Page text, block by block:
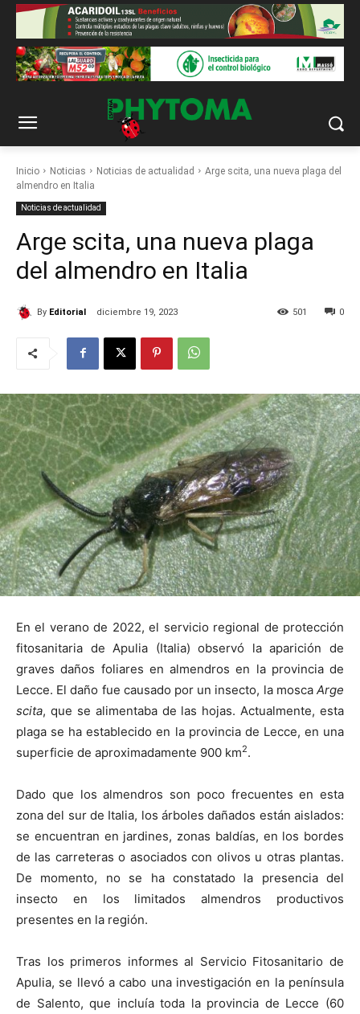
Inicio Noticias Noticias de actualidad
Arge scita, una nueva plaga del
almendro en Italia
Noticias de actualidad
Arge scita, una nueva plaga
del almendro en Italia
By Editorial diciembre 19, 2023 0
501
En el verano de 2022, el servicio regional de protección
fitosanitaria de Apulia (Italia) observó la aparición de
graves daños foliares en almendros en la provincia de
Lecce. El daño fue causado por un insecto, la mosca Arge
scita, que se alimentaba de las hojas. Actualmente, esta
plaga se ha establecido en la provincia de Lecce, en una
superficie de aproximadamente 900 km2.
Dado que los almendros son poco frecuentes en esta
zona del sur de Italia, los árboles dañados están aislados:
se encuentran en jardines, zonas baldías, en los bordes
de las carreteras o asociados con olivos u otras plantas.
De momento, no se ha constatado la presencia del
insecto en los limitados almendros productivos
presentes en la región.
Tras los primeros informes al Servicio Fitosanitario de
Apulia, se llevó a cabo una investigación en la península
de Salento, que incluía toda la provincia de Lecce (60